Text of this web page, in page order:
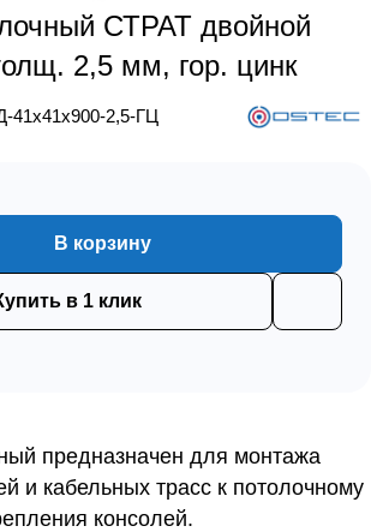
СТРАТ двойной
2,5 мм, гор. цинк
41х41х900-2,5-ГЦ
В корзину
в 1 клик
предназначен для монтажа
и кабельных трасс к потолочному
консолей.